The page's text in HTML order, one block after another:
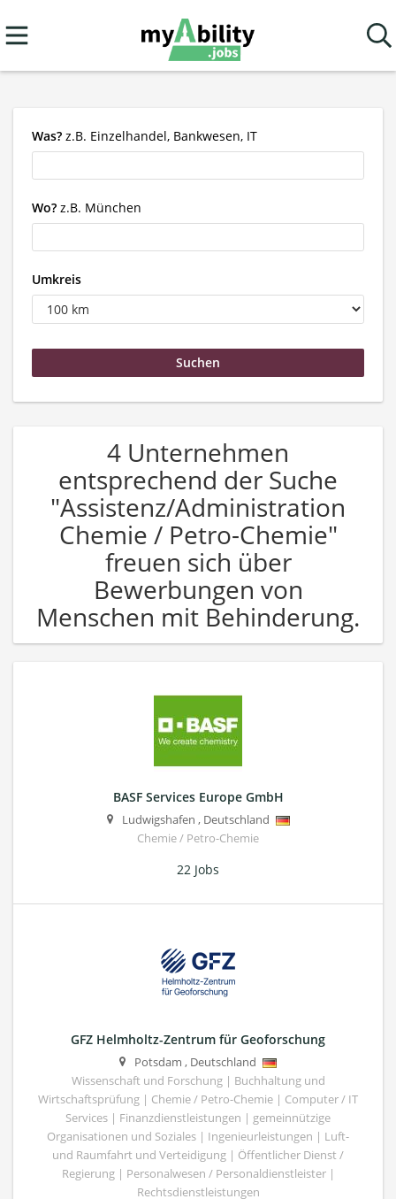
Was? z.B. Einzelhandel, Bankwesen, IT
Wo? z.B. München
Umkreis
4 Unternehmen
entsprechend der Suche
"Assistenz/Administration
Chemie / Petro-Chemie"
freuen sich über
Bewerbungen von
Menschen mit Behinderung.
BASF Services Europe GmbH
Ludwigshafen , Deutschland
Chemie / Petro-Chemie
22 Jobs
GFZ Helmholtz-Zentrum für Geoforschung
Potsdam , Deutschland
Wissenschaft und Forschung | Buchhaltung und
Wirtschaftsprüfung | Chemie / Petro-Chemie | Computer / IT
Services | Finanzdienstleistungen | gemeinnützige
Organisationen und Soziales | Ingenieurleistungen | Luft-
und Raumfahrt und Verteidigung | Öffentlicher Dienst /
Regierung | Personalwesen / Personaldienstleister |
Rechtsdienstleistungen